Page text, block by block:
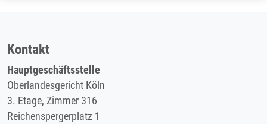
Kontakt
Hauptgeschäftsstelle
Oberlandesgericht Köln
3. Etage, Zimmer 316
Reichenspergerplatz 1